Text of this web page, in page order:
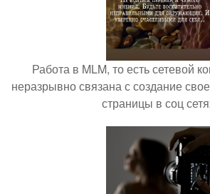
Работа в MLM, то есть сетевой
неразрывно связана с создание
страницы в соц